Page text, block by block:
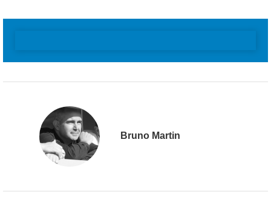
Bruno Martin